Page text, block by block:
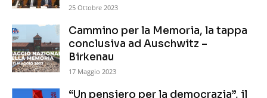
25 Ottobre 2023
Cammino per la Memoria, la tappa
conclusiva ad Auschwitz –
Birkenau
17 Maggio 2023
“Un pensiero per la democrazia”, il